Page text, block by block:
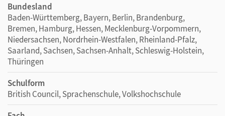
Bundesland
Baden-Württemberg, Bayern, Berlin, Brandenburg,
Bremen, Hamburg, Hessen, Mecklenburg-Vorpommern,
Niedersachsen, Nordrhein-Westfalen, Rheinland-Pfalz,
Saarland, Sachsen, Sachsen-Anhalt, Schleswig-Holstein,
Thüringen
Schulform
British Council, Sprachenschule, Volkshochschule